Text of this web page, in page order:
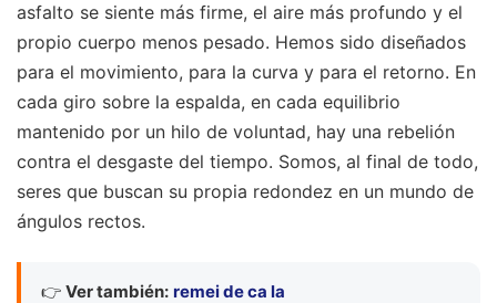
asfalto se siente más firme, el aire más profundo y el
propio cuerpo menos pesado. Hemos sido diseñados
para el movimiento, para la curva y para el retorno. En
cada giro sobre la espalda, en cada equilibrio
mantenido por un hilo de voluntad, hay una rebelión
contra el desgaste del tiempo. Somos, al final de todo,
seres que buscan su propia redondez en un mundo de
ángulos rectos.
👉 Ver también: remei de ca la